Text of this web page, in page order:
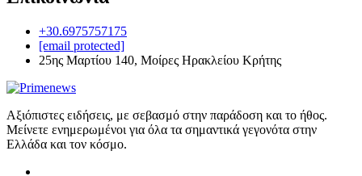
+30.6975757175
[email protected]
25ης Μαρτίου 140, Μοίρες Ηρακλείου Κρήτης
Αξιόπιστες ειδήσεις, με σεβασμό στην παράδοση και το ήθος.
Μείνετε ενημερωμένοι για όλα τα σημαντικά γεγονότα στην
Ελλάδα και τον κόσμο.